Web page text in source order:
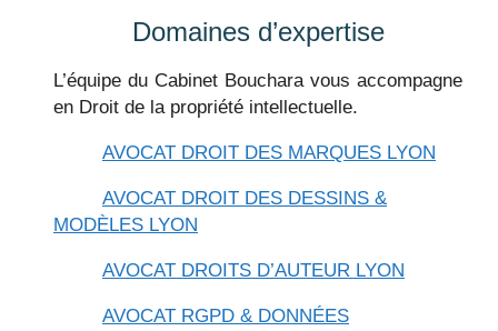
Domaines d’expertise
L’équipe du Cabinet Bouchara vous accompagne
en Droit de la propriété intellectuelle.
AVOCAT DROIT DES MARQUES LYON
AVOCAT DROIT DES DESSINS &
MODÈLES LYON
AVOCAT DROITS D’AUTEUR LYON
AVOCAT RGPD & DONNÉES